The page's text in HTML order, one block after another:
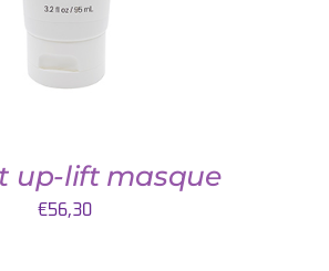
up-lift masque
€56,30